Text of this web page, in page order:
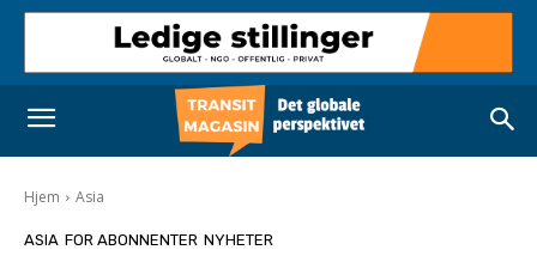
Hjem Asia
ASIA FOR ABONNENTER NYHETER